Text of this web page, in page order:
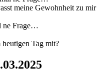
meine Gewohnheit zu mir
ne Frage…
Tag mit?